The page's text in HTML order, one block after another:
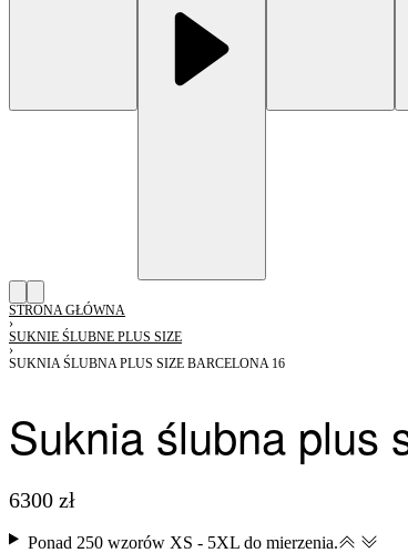
STRONA GŁÓWNA
›
SUKNIE ŚLUBNE PLUS SIZE
›
SUKNIA ŚLUBNA PLUS SIZE BARCELONA 16
Suknia ślubna plus
6300 zł
Ponad 250 wzorów XS - 5XL do mierzenia.